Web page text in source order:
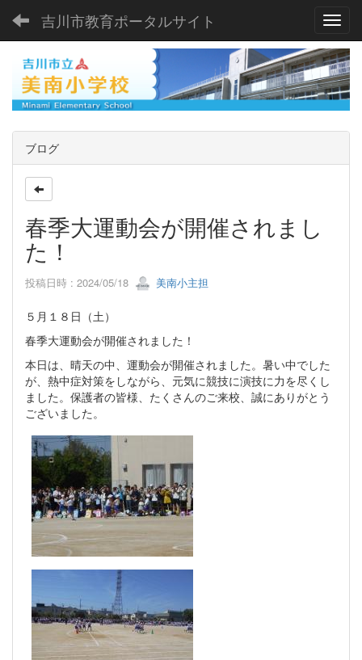
吉川市教育ポータルサイト
ブログ
春季大運動会が開催されまし
た！
投稿日時 : 2024/05/18 美南小主担
５月１８日（土）
春季大運動会が開催されました！
本日は、晴天の中、運動会が開催されました。暑い中でした
が、熱中症対策をしながら、元気に競技に演技に力を尽くし
ました。保護者の皆様、たくさんのご来校、誠にありがとう
ございました。